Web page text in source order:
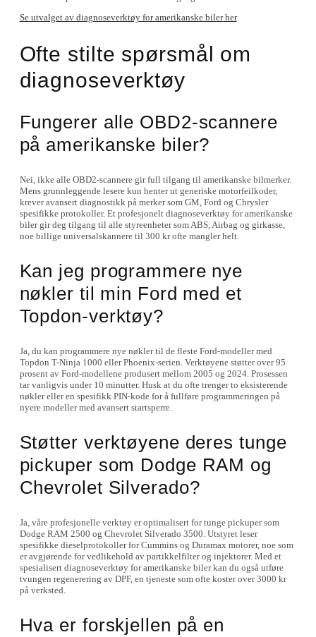
Se utvalget av diagnoseverktøy for amerikanske biler her
Ofte stilte spørsmål om
diagnoseverktøy
Fungerer alle OBD2-scannere
på amerikanske biler?
Nei, ikke alle OBD2-scannere gir full tilgang til amerikanske bilmerker.
Mens grunnleggende lesere kun henter ut generiske motorfeilkoder,
krever avansert diagnostikk på merker som GM, Ford og Chrysler
spesifikke protokoller. Et profesjonelt diagnoseverktøy for amerikanske
biler gir deg tilgang til alle styreenheter som ABS, Airbag og girkasse,
noe billige universalskannere til 300 kr ofte mangler helt.
Kan jeg programmere nye
nøkler til min Ford med et
Topdon-verktøy?
Ja, du kan programmere nye nøkler til de fleste Ford-modeller med
Topdon T-Ninja 1000 eller Phoenix-serien. Verktøyene støtter over 95
prosent av Ford-modellene produsert mellom 2005 og 2024. Prosessen
tar vanligvis under 10 minutter. Husk at du ofte trenger to eksisterende
nøkler eller en spesifikk PIN-kode for å fullføre programmeringen på
nyere modeller med avansert startsperre.
Støtter verktøyene deres tunge
pickuper som Dodge RAM og
Chevrolet Silverado?
Ja, våre profesjonelle verktøy er optimalisert for tunge pickuper som
Dodge RAM 2500 og Chevrolet Silverado 3500. Utstyret leser
spesifikke dieselprotokoller for Cummins og Duramax motorer, noe som
er avgjørende for vedlikehold av partikkelfilter og injektorer. Med et
spesialisert diagnoseverktøy for amerikanske biler kan du også utføre
tvungen regenerering av DPF, en tjeneste som ofte koster over 3000 kr
på verksted.
Hva er forskjellen på en